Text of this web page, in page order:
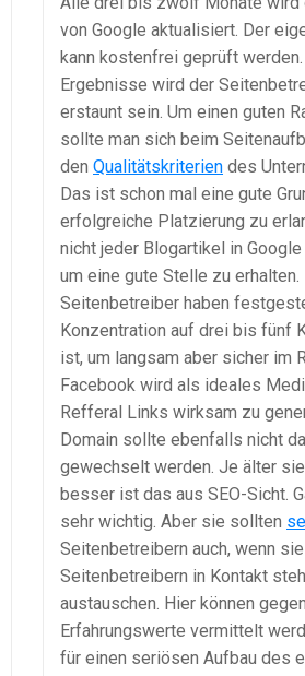
von Google aktualisiert. Der
kann kostenfrei geprüft
Ergebnisse wird der
erstaunt sein. Um einen guten
sollte man sich beim
den Qualitätskriterien des
Das ist schon mal eine gute
erfolgreiche Platzierung zu
nicht jeder Blogartikel in
um eine gute Stelle zu erhalten.
Seitenbetreiber haben
Konzentration auf drei bis fünf
ist, um langsam aber sicher im
Facebook wird als ideales
Refferal Links wirksam zu
Domain sollte ebenfalls nicht
gewechselt werden. Je älter
besser ist das aus SEO-Sicht.
sehr wichtig. Aber sie sollten
Seitenbetreibern auch, wenn
Seitenbetreibern in Kontakt
austauschen. Hier können
Erfahrungswerte vermittelt
für einen seriösen Aufbau des